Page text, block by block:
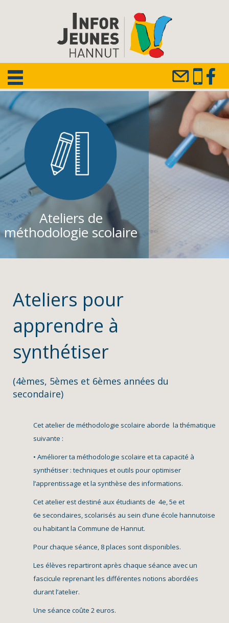
Ateliers de
méthodologie scolaire
Ateliers pour
apprendre à
synthétiser
(4èmes, 5èmes et 6èmes années du
secondaire)
Cet atelier de méthodologie scolaire aborde la thématique
suivante :
• Améliorer ta méthodologie scolaire et ta capacité à
synthétiser : techniques et outils pour optimiser
l’apprentissage et la synthèse des informations.
Cet atelier est destiné aux étudiants de 4e, 5e et
6e secondaires, scolarisés au sein d’une école hannutoise
ou habitant la Commune de Hannut.
Pour chaque séance, 8 places sont disponibles.
Les élèves repartiront après chaque séance avec un
fascicule reprenant les différentes notions abordées
durant l’atelier.
Une séance coûte 2 euros.